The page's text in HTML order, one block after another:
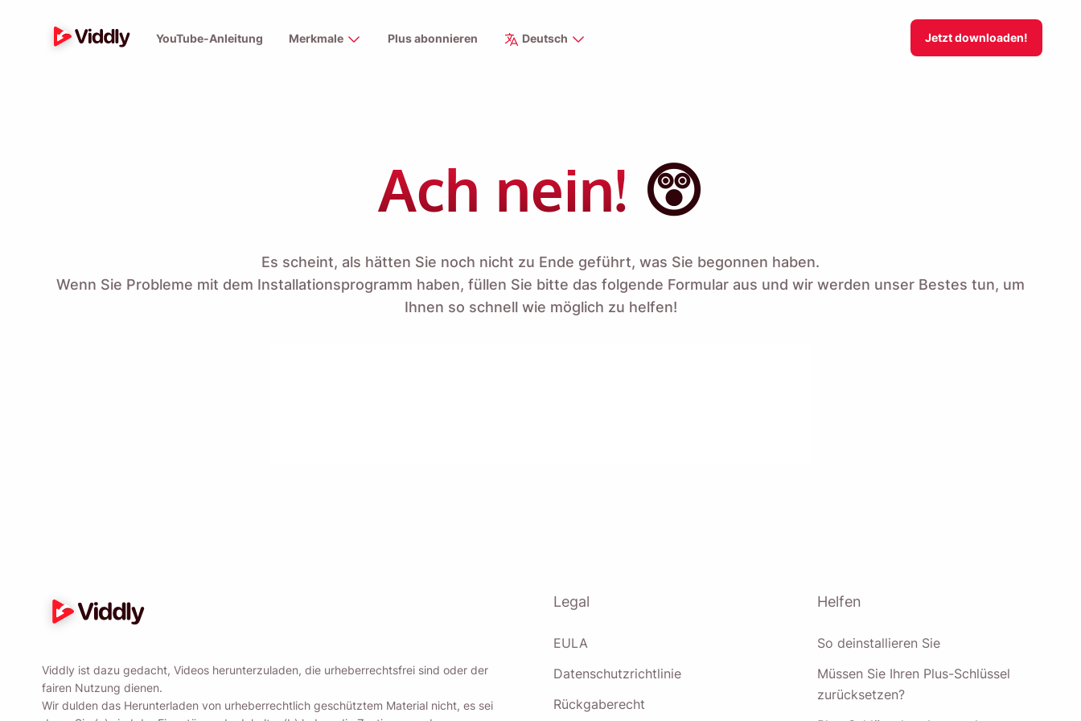
YouTube-Anleitung Merkmale Plus abonnieren Deutsch Jetzt downloaden!
Ach nein! 😲
Es scheint, als hätten Sie noch nicht zu Ende geführt, was Sie begonnen haben.
Wenn Sie Probleme mit dem Installationsprogramm haben, füllen Sie bitte das folgende Formular aus und wir werden unser Bestes tun, um
Ihnen so schnell wie möglich zu helfen!
Viddly ist dazu gedacht, Videos herunterzuladen, die urheberrechtsfrei sind oder der
fairen Nutzung dienen.
Wir dulden das Herunterladen von urheberrechtlich geschütztem Material nicht, es sei
Legal
EULA
Datenschutzrichtlinie
Rückgaberecht
Helfen
So deinstallieren Sie
Müssen Sie Ihren Plus-Schlüssel
zurücksetzen?